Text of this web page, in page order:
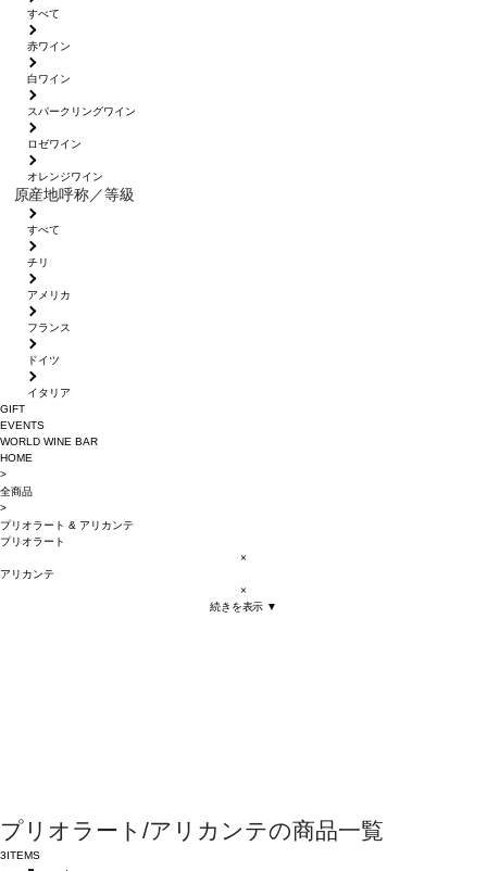
すべて
赤ワイン
白ワイン
スパークリングワイン
ロゼワイン
オレンジワイン
原産地呼称／等級
すべて
チリ
アメリカ
フランス
ドイツ
イタリア
GIFT
EVENTS
WORLD WINE BAR
HOME
>
全商品
>
プリオラート & アリカンテ
プリオラート
×
アリカンテ
×
続きを表示 ▼
プリオラート/アリカンテの商品一覧
3ITEMS